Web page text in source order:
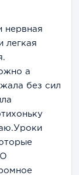
нервная
легкая
а
без сил